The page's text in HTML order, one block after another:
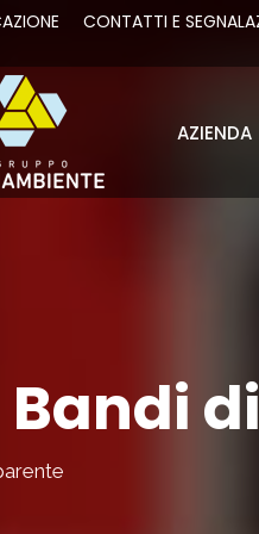
CONTATTI E
AZIENDA
Bandi
AZIENDA